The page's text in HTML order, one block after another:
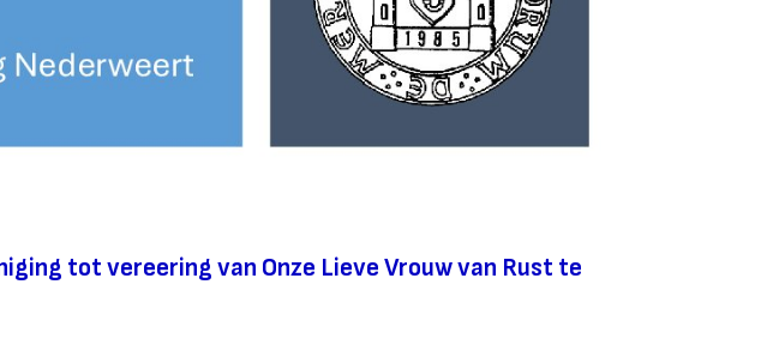
tot vereering van Onze Lieve Vrouw van Rust te